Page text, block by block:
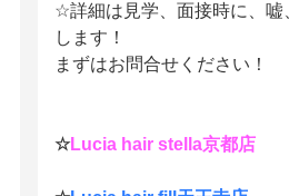
☆詳細は見学、面接時に、嘘
します！
まずはお問合せください！
☆Lucia hair stella京都店